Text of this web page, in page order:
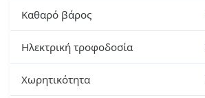
Καθαρό βάρος
Ηλεκτρική τροφοδοσία
Χωρητικότητα